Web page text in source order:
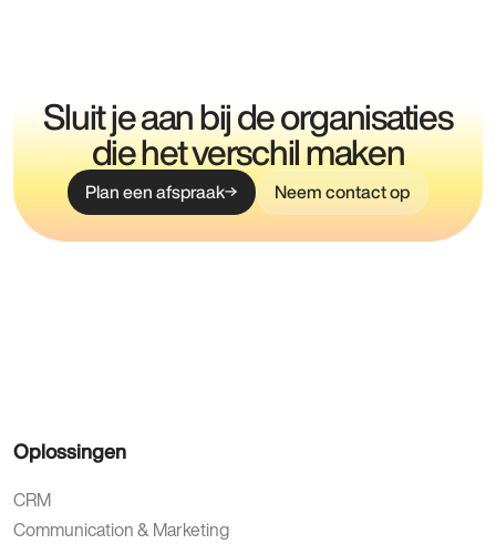
Sluit je aan bij de organisaties
die het verschil maken
Plan een afspraak Neem contact op
Oplossingen
CRM
Communication & Marketing